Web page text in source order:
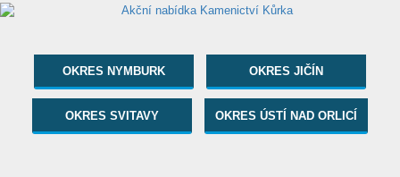
OKRES NYMBURK OKRES JIČÍN
OKRES SVITAVY OKRES ÚSTÍ NAD ORLICÍ